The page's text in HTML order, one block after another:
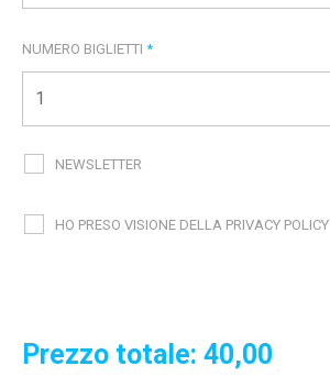
NUMERO BIGLIETTI *
NEWSLETTER
HO PRESO VISIONE DELLA PRIVACY POLICY
Prezzo totale: 40,00